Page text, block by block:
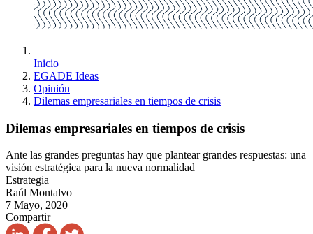
Inicio
EGADE Ideas
Opinión
Dilemas empresariales en tiempos de crisis
Dilemas empresariales en tiempos de crisis
Ante las grandes preguntas hay que plantear grandes respuestas: una
visión estratégica para la nueva normalidad
Estrategia
Raúl Montalvo
7 Mayo, 2020
Compartir